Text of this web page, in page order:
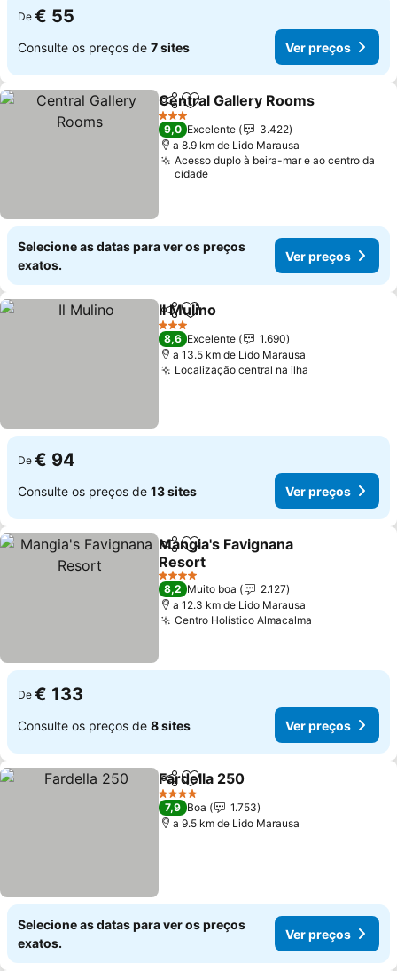
De € 55
Consulte os preços de 7 sites Ver preços
PartilharAdicionar aos favoritos
Central Gallery Rooms
3 Estrelas
9,0 Excelente
3.422
a 8.9 km de Lido Marausa
Acesso duplo à beira-mar e ao centro da
cidade
Selecione as datas para ver os preços
exatos.
Ver preços
PartilharAdicionar aos favoritos
Il Mulino
3 Estrelas
8,6 Excelente
1.690
a 13.5 km de Lido Marausa
Localização central na ilha
De € 94
Consulte os preços de 13 sites Ver preços
PartilharAdicionar aos favoritos
Mangia's Favignana
Resort
Ver preços
4 Estrelas
8,2 Muito boa
2.127
a 12.3 km de Lido Marausa
Centro Holístico Almacalma
De € 133
Consulte os preços de 8 sites Ver preços
PartilharAdicionar aos favoritos
Fardella 250
4 Estrelas
7,9 Boa
1.753
a 9.5 km de Lido Marausa
Selecione as datas para ver os preços
exatos.
Ver preços